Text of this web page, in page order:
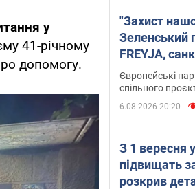
у
41-річному
допомогу.
"Захист
Зеленський
FREYJA,
підтримку
Європейські
спільного
6.08.2026 20:20
З 1 вересня
підвищать
розкрив